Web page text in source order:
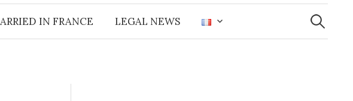
IN FRANCE LEGAL NEWS